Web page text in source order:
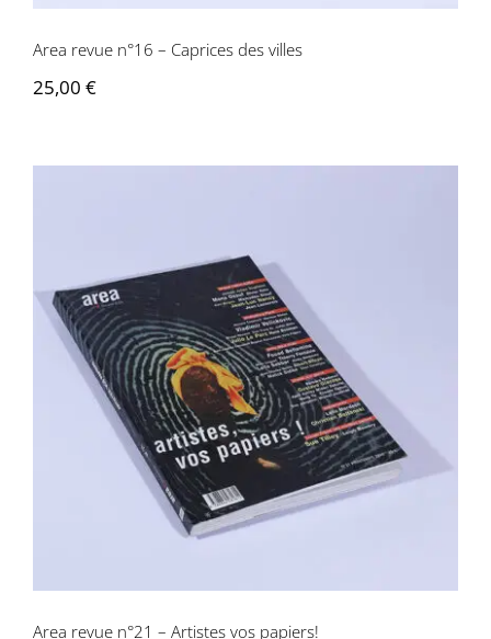
Area revue n°16 – Caprices des villes
25,00 €
Area revue n°21 – Artistes vos papiers!
Area revue n°21 – Artistes vos papiers!